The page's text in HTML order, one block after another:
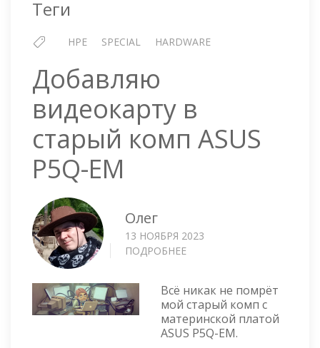
Теги
HPE SPECIAL HARDWARE
Добавляю
видеокарту в
старый комп ASUS
P5Q-EM
Олег
13 НОЯБРЯ 2023
ПОДРОБНЕЕ
В
СТАРЫЙ
КОМП
ASUS
Всё никак не помрёт
мой старый комп с
материнской платой
ASUS P5Q-EM.